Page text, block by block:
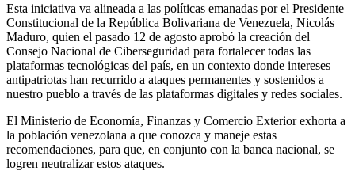
Esta iniciativa va alineada a las políticas emanadas por el Presidente
Constitucional de la República Bolivariana de Venezuela, Nicolás
Maduro, quien el pasado 12 de agosto aprobó la creación del
Consejo Nacional de Ciberseguridad para fortalecer todas las
plataformas tecnológicas del país, en un contexto donde intereses
antipatriotas han recurrido a ataques permanentes y sostenidos a
nuestro pueblo a través de las plataformas digitales y redes sociales.
El Ministerio de Economía, Finanzas y Comercio Exterior exhorta a
la población venezolana a que conozca y maneje estas
recomendaciones, para que, en conjunto con la banca nacional, se
logren neutralizar estos ataques.